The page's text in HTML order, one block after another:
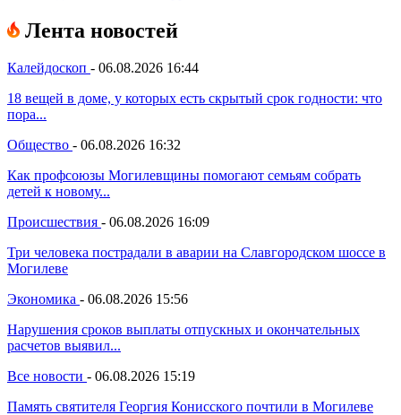
Лента новостей
Калейдоскоп - 06.08.2026 16:44
18 вещей в доме, у которых есть скрытый срок годности: что
пора...
Общество - 06.08.2026 16:32
Как профсоюзы Могилевщины помогают семьям собрать
детей к новому...
Происшествия - 06.08.2026 16:09
Три человека пострадали в аварии на Славгородском шоссе в
Могилеве
Экономика - 06.08.2026 15:56
Нарушения сроков выплаты отпускных и окончательных
расчетов выявил...
Все новости - 06.08.2026 15:19
Память святителя Георгия Конисского почтили в Могилеве